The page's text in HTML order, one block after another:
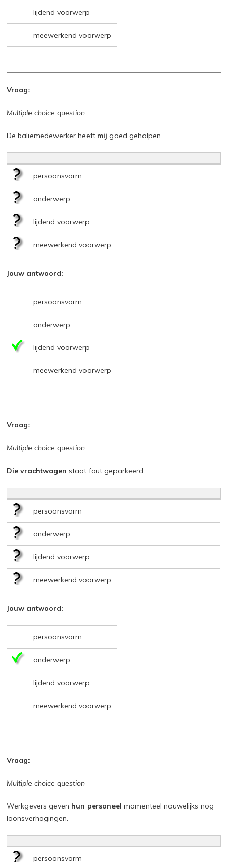
lijdend voorwerp
meewerkend voorwerp
Vraag:
Multiple choice question
De baliemedewerker heeft mij goed geholpen.
persoonsvorm
onderwerp
lijdend voorwerp
meewerkend voorwerp
Jouw antwoord:
persoonsvorm
onderwerp
lijdend voorwerp
meewerkend voorwerp
Vraag:
Multiple choice question
Die vrachtwagen staat fout geparkeerd.
persoonsvorm
onderwerp
lijdend voorwerp
meewerkend voorwerp
Jouw antwoord:
persoonsvorm
onderwerp
lijdend voorwerp
meewerkend voorwerp
Vraag:
Multiple choice question
Werkgevers geven hun personeel momenteel nauwelijks nog
loonsverhogingen.
persoonsvorm